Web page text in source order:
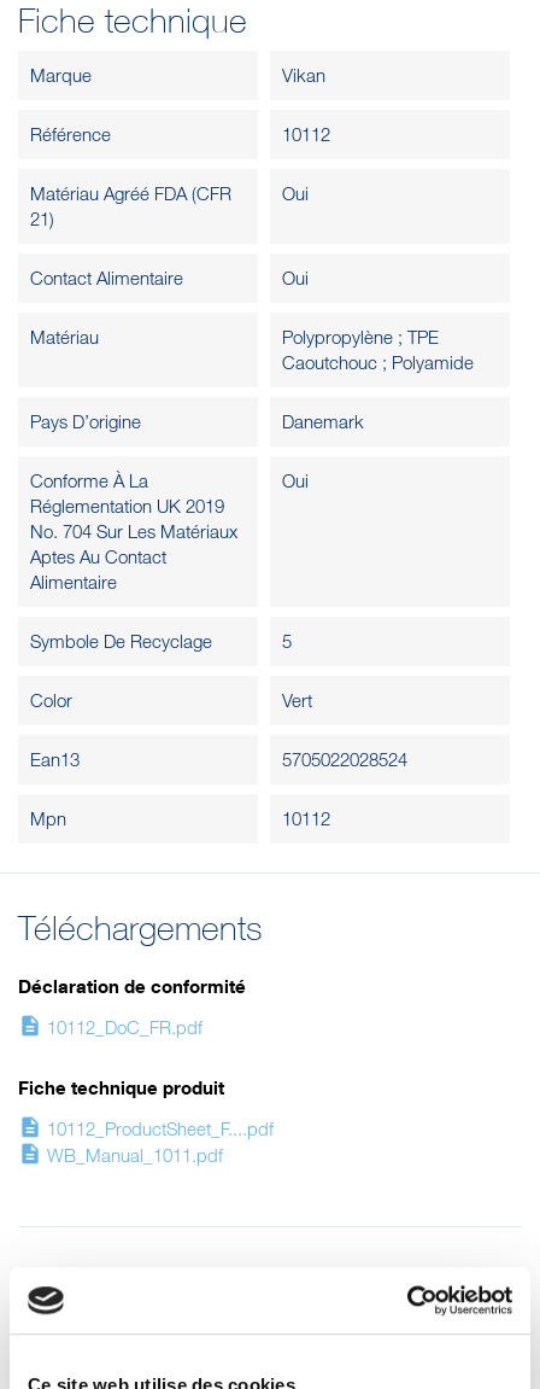
Fiche technique
Marque Vikan
Référence 10112
Matériau Agréé FDA (CFR
21)
Oui
Contact Alimentaire Oui
Matériau
Polypropylène ; TPE
Caoutchouc ; Polyamide
Pays D’origine Danemark
Conforme À La
Réglementation UK 2019
No. 704 Sur Les Matériaux
Aptes Au Contact
Alimentaire
Oui
Symbole De Recyclage 5
Color Vert
Ean13 5705022028524
Mpn 10112
Téléchargements
Déclaration de conformité
description 10112_DoC_FR.pdf
Fiche technique produit
description 10112_ProductSheet_F....pdf
description WB_Manual_1011.pdf
Autres produits susceptibles de
vous intéresser